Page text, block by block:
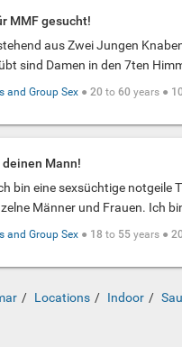
MMF gesucht!
aus Zwei Jungen
sind Damen in den 7ten
and Group Sex ●20 to60 years ●
Mann!
bin eine sexsüchtige notgeile
Männer und Frauen. Ich
and Group Sex ● 18 to 55 years ●
Locations Indoor